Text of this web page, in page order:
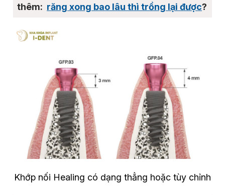
răng xong bao lâu thì trồng lại được?
Khớp nối Healing có dạng thẳng hoặc tùy chỉnh